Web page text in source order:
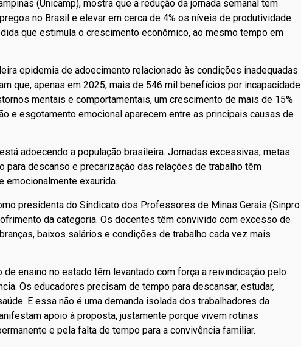
(Unicamp), mostra que a redução da jornada semanal tem
no Brasil e elevar em cerca de 4% os níveis de produtividade
que estimula o crescimento econômico, ao mesmo tempo em
epidemia de adoecimento relacionado às condições inadequadas
que, apenas em 2025, mais de 546 mil benefícios por incapacidade
mentais e comportamentais, um crescimento de mais de 15%
e esgotamento emocional aparecem entre as principais causas de
adoecendo a população brasileira. Jornadas excessivas, metas
para descanso e precarização das relações de trabalho têm
emocionalmente exaurida.
presidenta do Sindicato dos Professores de Minas Gerais (Sinpro
da categoria. Os docentes têm convivido com excesso de
baixos salários e condições de trabalho cada vez mais
ensino no estado têm levantado com força a reivindicação pelo
Os educadores precisam de tempo para descansar, estudar,
E essa não é uma demanda isolada dos trabalhadores da
apoio à proposta, justamente porque vivem rotinas
e pela falta de tempo para a convivência familiar.